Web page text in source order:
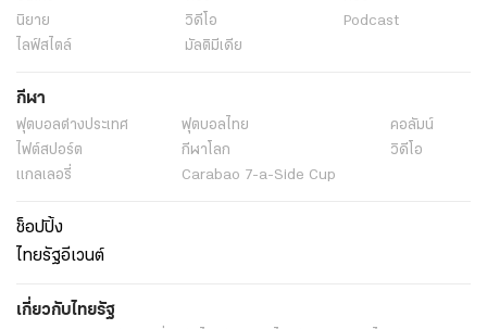
นิยาย
วิดีโอ
Podcast
ไลฟ์สไตล์
มัลติมีเดีย
กีฬา
ฟุตบอลต่่างประเทศ ฟุตบอลไทย
คอลัมน์
ไฟต์สปอร์ต
กีฬาโลก
วิดีโอ
แกลเลอรี่
Carabao 7-a-Side Cup
ช็อปปิ้ง
ไทยรัฐอีเวนต์
เกี่ยวกับไทยรัฐ